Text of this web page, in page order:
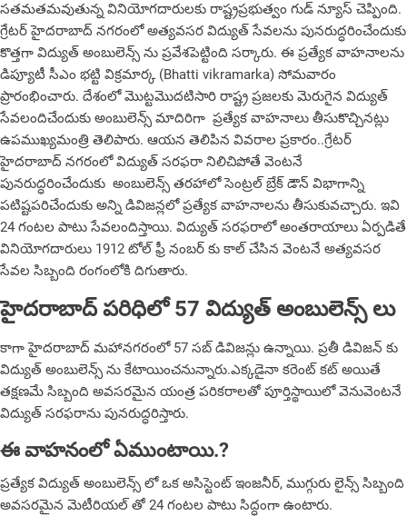
సతమతమవుతున్న వినియోగదారులకు రాష్ట్రప్రభుత్వం గుడ్ న్యూస్ చెప్పింది.
గ్రేటర్ హైదరాబాద్ నగరంలో అత్యవసర విద్యుత్ సేవలను పునరుద్ధరించేందుకు
కొత్తగా విద్యుత్ అంబులెన్స్ ను ప్రవేశపెట్టింది సర్కారు. ఈ ప్రత్యేక వాహనాలను
డిప్యూటీ సీఎం భట్టి విక్రమార్క (Bhatti vikramarka) సోమ‌వారం
ప్రారంభించారు. దేశంలో మొట్టమొదటిసారి రాష్ట్ర ప్రజలకు మెరుగైన విద్యుత్
సేవలందిచేందుకు అంబులెన్స్ మాదిరిగా ప్రత్యేక వాహనాలు తీసుకొచ్చిన‌ట్లు
ఉపముఖ్యమంత్రి తెలిపారు. ఆయన తెలిపిన వివరాల ప్రకారం..గ్రేటర్
హైదరాబాద్ నగరంలో విద్యుత్ సరఫరా నిలిచిపోతే వెంటనే
పునరుద్ధరించేందుకు అంబులెన్స్ తరహాలో సెంట్రల్ బ్రేక్ డౌన్ విభాగాన్ని
పటిష్టపరిచేందుకు అన్ని డివిజన్లలో ప్రత్యేక వాహనాలను తీసుకువచ్చారు. ఇవి
24 గంటల పాటు సేవ‌లందిస్తాయి. విద్యుత్ సరఫరాలో అంతరాయాలు ఏర్పడితే
వినియోగదారులు 1912 టోల్ ఫ్రీ నంబర్ కు కాల్ చేసిన వెంటనే అత్యవసర
సేవల సిబ్బంది రంగంలోకి దిగుతారు.
హైదరాబాద్ పరిధిలో 57 విద్యుత్ అంబులెన్స్ లు
కాగా హైదరాబాద్ మహానగరంలో 57 సబ్ డివిజన్లు ఉన్నాయి. ప్రతీ డివిజన్ కు
విద్యుత్ అంబులెన్స్ ను కేటాయించనున్నారు.ఎక్కడైనా కరెంట్ కట్ అయితే
తక్షణమే సిబ్బంది అవసరమైన యంత్ర పరికరాలతో పూర్తిస్థాయిలో వెనువెంటనే
విద్యుత్ సరఫరాను పునరుద్ధ‌రిస్తారు.
ఈ వాహనంలో ఏముంటాయి.?
ప్రత్యేక విద్యుత్ అంబులెన్స్ లో ఒక అసిస్టెంట్ ఇంజనీర్, ముగ్గురు లైన్స్ సిబ్బంది
అవసరమైన మెటీరియల్ తో 24 గంటల పాటు సిద్ధంగా ఉంటారు.